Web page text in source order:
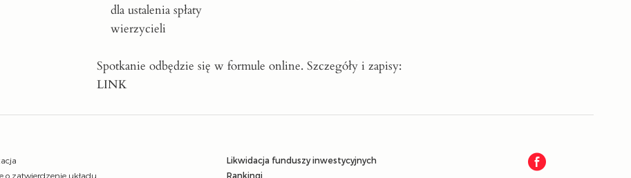
dla ustalenia spłaty
wierzycieli
Spotkanie odbędzie się w formule online. Szczegóły i zapisy:
LINK
o zatwierdzenie układu
Likwidacja funduszy inwestycyjnych
Rankingi